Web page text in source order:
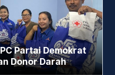
Partai Demokrat
Donor Darah